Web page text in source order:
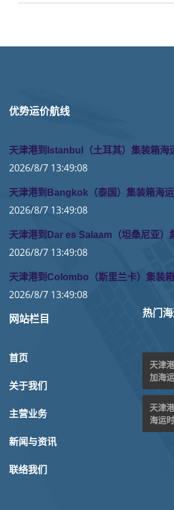
优势运价航线
天津港到Istanbul（土耳其）集装箱海
2026/8/7 13:49:08
天津港到Bangkok（泰国）集装箱海
2026/8/7 13:49:08
天津港到Dar es Salaam（坦桑尼亚）
2026/8/7 13:49:08
天津港到Colombo（斯里兰卡）集装
2026/8/7 13:49:08
网站栏目
首页
关于我们
主营业务
新闻与资讯
联络我们
热门
天津
加海
天津
海运